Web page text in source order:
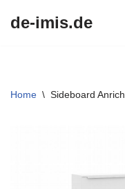
de-imis.de
Home \ Sideboard